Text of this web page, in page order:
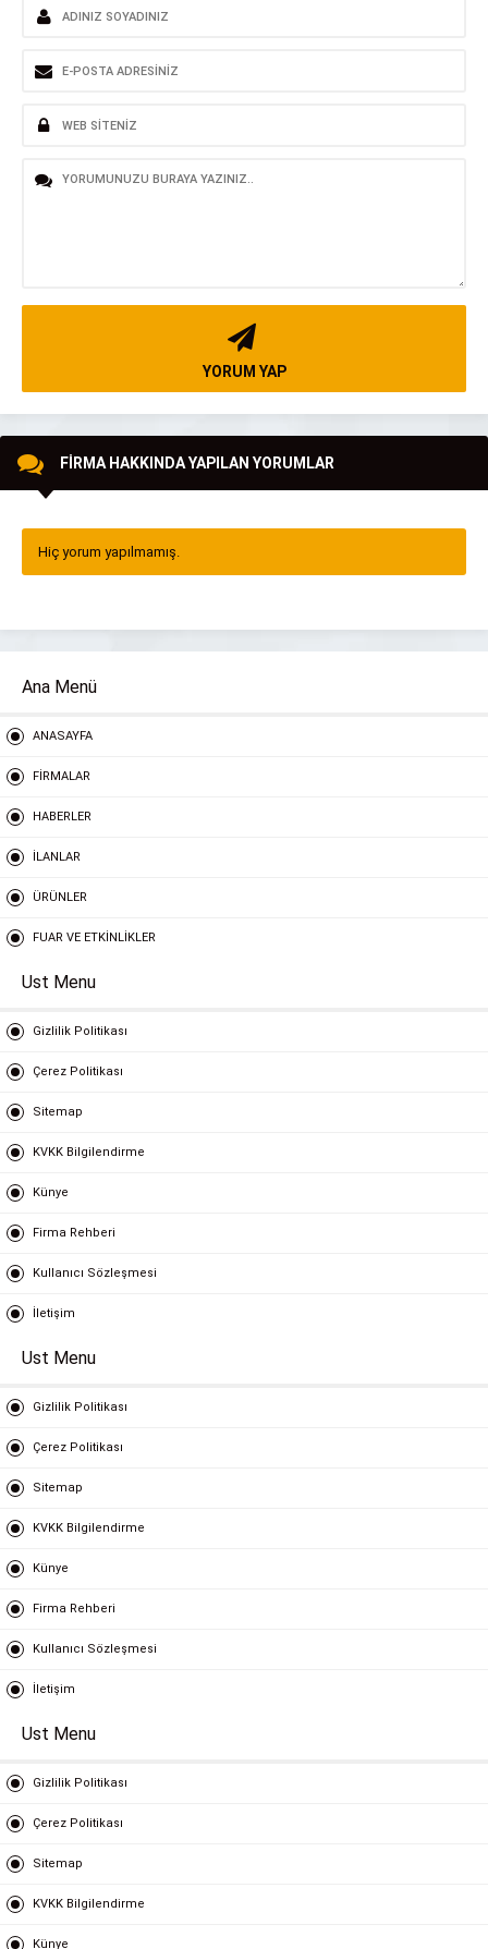
YORUM YAP
FİRMA HAKKINDA YAPILAN YORUMLAR
Hiç yorum yapılmamış.
Ana Menü
ANASAYFA
FİRMALAR
HABERLER
İLANLAR
ÜRÜNLER
FUAR VE ETKİNLİKLER
Ust Menu
Gizlilik Politikası
Çerez Politikası
Sitemap
KVKK Bilgilendirme
Künye
Firma Rehberi
Kullanıcı Sözleşmesi
İletişim
Ust Menu
Gizlilik Politikası
Çerez Politikası
Sitemap
KVKK Bilgilendirme
Künye
Firma Rehberi
Kullanıcı Sözleşmesi
İletişim
Ust Menu
Gizlilik Politikası
Çerez Politikası
Sitemap
KVKK Bilgilendirme
Künye